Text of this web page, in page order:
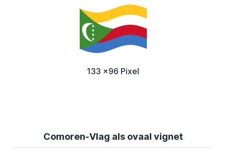
133 x96 Pixel
Comoren-Vlag als ovaal vignet